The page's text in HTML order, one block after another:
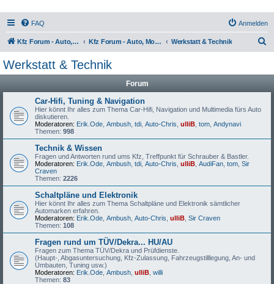
FAQ Anmelden
Kfz Forum - Auto, Motorrad und LKW Kfz Forum - Auto, Motorrad und LKW Werkstatt & Technik
Werkstatt & Technik
Forum
Car-Hifi, Tuning & Navigation
Hier könnt Ihr alles zum Thema Car-Hifi, Navigation und Multimedia fürs Auto
diskutieren.
Moderatoren: Erik.Ode Ambush tdi Auto-Chris ulliB tom Andynavi
Themen: 998
Technik & Wissen
Fragen und Antworten rund ums Kfz, Treffpunkt für Schrauber & Bastler.
Moderatoren: Erik.Ode Ambush tdi Auto-Chris ulliB AudiFan tom Sir
Craven
Themen: 2226
Schaltpläne und Elektronik
Hier könnt Ihr alles zum Thema Schaltpläne und Elektronik sämtlicher
Automarken erfahren.
Moderatoren: Erik.Ode Ambush Auto-Chris ulliB Sir Craven
Themen: 108
Fragen rund um TÜV/Dekra... HU/AU
Fragen zum Thema TÜV/Dekra und Prüfdienste.
(Haupt-, Abgasuntersuchung, Kfz-Zulassung, Fahrzeugstilllegung, An- und
Umbauten, Tuning usw.)
Moderatoren: Erik.Ode Ambush ulliB willi
Themen: 83